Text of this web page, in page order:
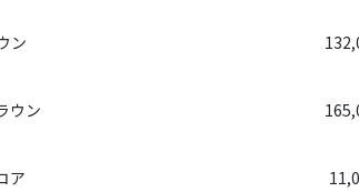
ン
ウン
ア